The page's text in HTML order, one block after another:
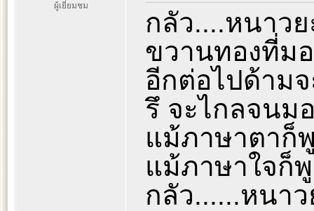
ผู้เยี่ยมชม
กลัว....หนาวย
ขวานทองที่ม
อีกต่อไปด้าม
รึ จะไกลจนม
แม้ภาษาตาก็
แม้ภาษาใจก็
กลัว......หนาว